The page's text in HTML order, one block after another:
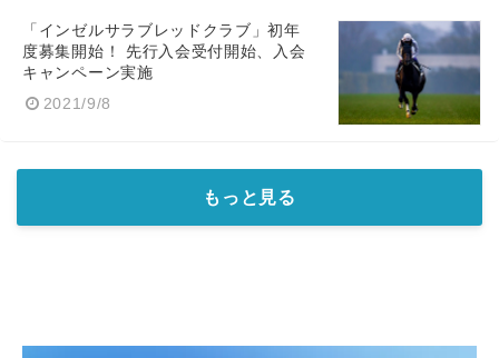
「インゼルサラブレッドクラブ」初年
度募集開始！ 先行入会受付開始、入会
キャンペーン実施
2021/9/8
もっと見る